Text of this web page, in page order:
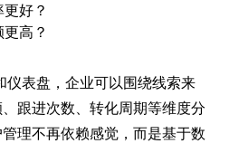
好？
高？
仪表盘，企业可以围绕线索来
跟进次数、转化周期等维度分
理不再依赖感觉，而是基于数